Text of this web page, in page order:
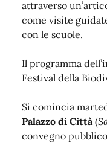
attraverso
come visite
con le scuole.
Il programma
Festival della
Si comincia
Palazzo di Città (
convegno pubblico